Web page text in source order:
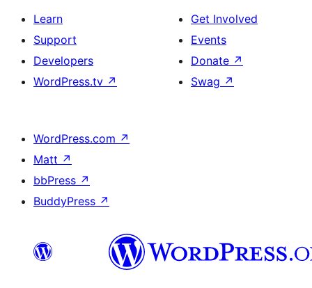
Learn
Support
Developers
WordPress.tv ↗
Get Involved
Events
Donate ↗
Swag ↗
WordPress.com ↗
Matt ↗
bbPress ↗
BuddyPress ↗